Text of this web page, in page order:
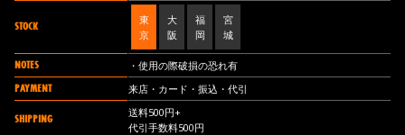
STOCK
東
京
大
阪
福
岡
宮
城
NOTES ・使用の際破損の恐れ有
PAYMENT 来店・カード・振込・代引
SHIPPING
送料500円+
代引手数料500円